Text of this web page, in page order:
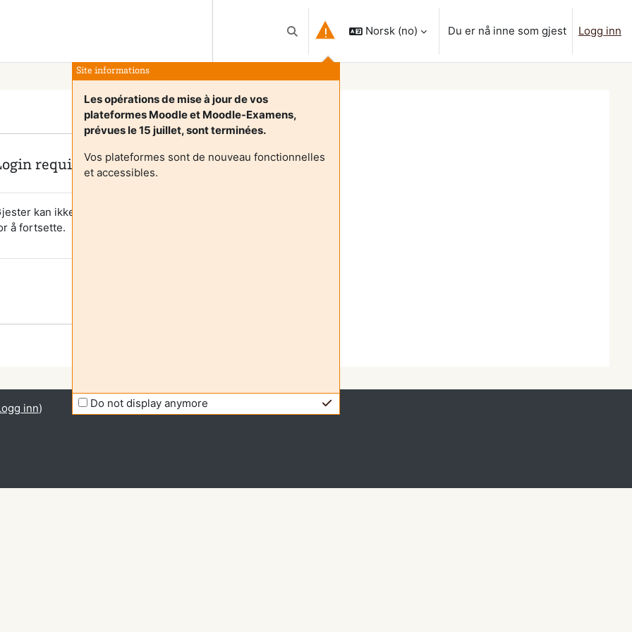
Veksle inndata for søk
Site informations
Les opérations de mise à jour de vos
plateformes Moodle et Moodle-Examens,
prévues le 15 juillet, sont terminées.
Vos plateformes sont de nouveau fonctionnelles
et accessibles.
Do not display anymore
Norsk ‎(no)‎ Du er nå inne som gjest Logg inn
required
kan ikke se brukerprofiler. Logg inn med en brukerkonto
å fortsette.
inn)